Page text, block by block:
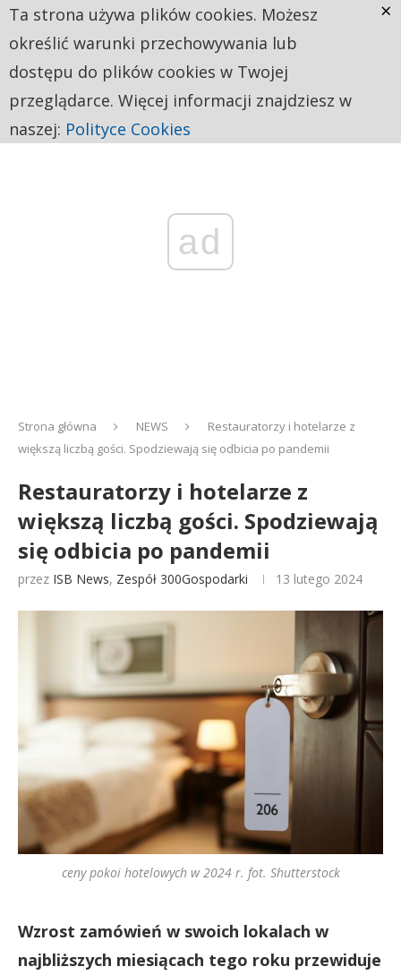
ad
Strona główna NEWS
Restauratorzy i hotelarze z
większą liczbą gości. Spodziewają się odbicia po pandemii
Restauratorzy i hotelarze z
większą liczbą gości. Spodziewają
się odbicia po pandemii
przez ISB News, Zespół 300Gospodarki 13 lutego 2024
ceny pokoi hotelowych w 2024 r. fot. Shutterstock
Wzrost zamówień w swoich lokalach w
najbliższych miesiącach tego roku przewiduje
Ta strona używa plików cookies. Możesz
określić warunki przechowywania lub
dostępu do plików cookies w Twojej
przeglądarce. Więcej informacji znajdziesz w
naszej: Polityce Cookies
×